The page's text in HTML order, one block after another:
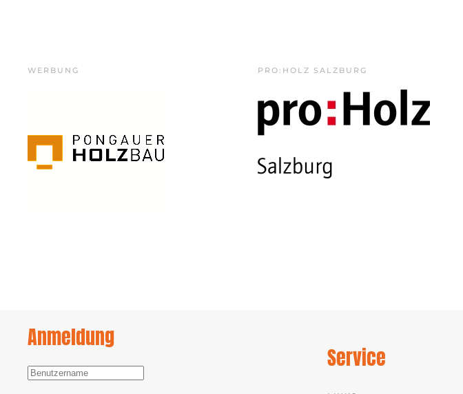
WERBUNG PRO:HOLZ SALZBURG
Anmeldung
Service